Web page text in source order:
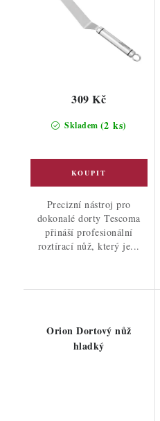
Skladem (2 ks)
309 Kč
Precizní nástroj pro
dokonalé dorty Tescoma
přináší profesionální
roztírací nůž, který je...
Orion Dortový nůž
hladký